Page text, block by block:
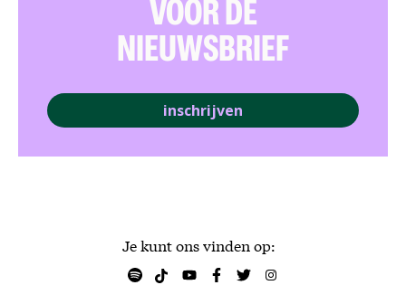
Je kunt ons vinden op:
VOOR DE
NIEUWSBRIEF
inschrijven